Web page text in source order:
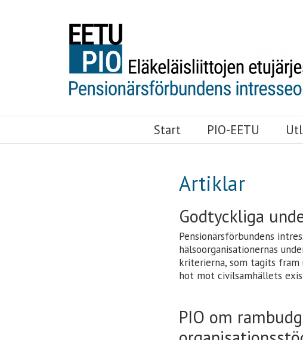
Start PIO-EETU
Artiklar
Godtyckliga
Pensionärsförbundens
hälsoorganisationernas
kriterierna, som tagits fram
hot mot civilsamhällets
PIO om